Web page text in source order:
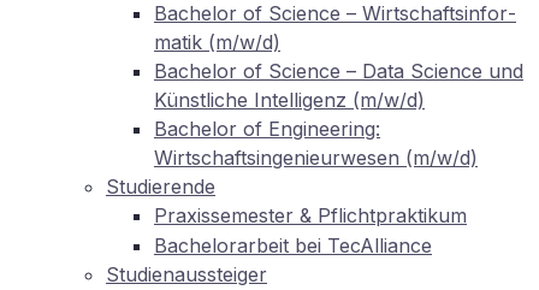
Ba­che­lor of Sci­ence – Wirt­schafts­in­for­
ma­tik (m/w/d)
Ba­che­lor of Sci­ence – Data Sci­ence und
Künst­li­che In­tel­li­genz (m/w/d)
Ba­che­lor of En­gi­nee­ring:
Wirtschaftsingenieurwesen (m/w/d)
Stu­die­ren­de
Pra­xis­se­mes­ter & Pflichtpraktikum
Ba­che­lor­ar­beit bei TecAlliance
Stu­di­en­aus­stei­ger